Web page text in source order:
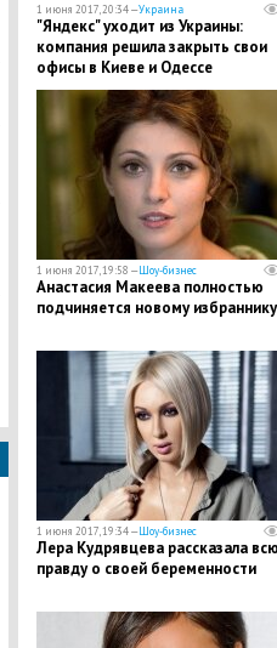
1 июня 2017, 20:34 —Украина
"Яндекс" уходит из Украины:
компания решила закрыть свои
офисы в Киеве и Одессе
1 июня 2017, 19:58 —Шоу-бизнес
Анастасия Макеева полностью
подчиняется новому избраннику
1 июня 2017, 19:34 —Шоу-бизнес
Лера Кудрявцева рассказала
правду о своей беременности